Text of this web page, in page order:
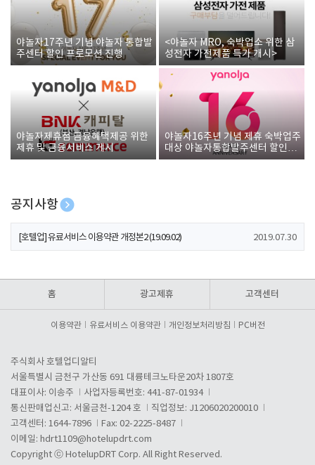
야놀자17주년 기념 야놀자 통합발
주센터 할인 프로모션 진행
<야놀자 MRO, 숙박업소 위한 삼
성전자 가전제품 특가 개시>
야놀자제휴점 금융혜택제공 위한
제휴 및 금융서비스 게시
야놀자16주년 기념 제휴 숙박업주
대상 야놀자통합발주센터 할인쿠
폰 증정
공지사항
[호텔업] 개인정보 처리방침 개정본1 (19.09.02)
[호텔업] 유료서비스 이용약관 개정본2 (19.09.02) 2019.07.30
홈 광고제휴 고객센터
이용약관 유료서비스 이용약관 개인정보처리방침 PC버전
주식회사 호텔업디알티
서울특별시 금천구 가산동 691 대륭테크노타운20차 1807호
대표이사: 이송주
사업자등록번호: 441-87-01934
통신판매업신고: 서울금천-1204 호
직업정보: J1206020200010
고객센터: 1644-7896
Fax: 02-2225-8487
이메일: hdrt1109@hotelupdrt.com
Copyright ⓒ HotelupDRT Corp. All Right Reserved.